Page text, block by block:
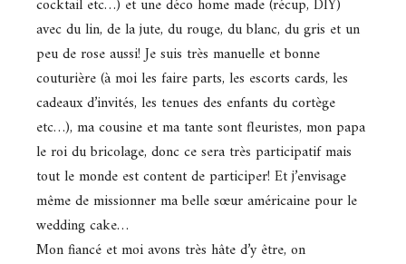
cocktail etc…) et une déco home made (récup, DIY)
avec du lin, de la jute, du rouge, du blanc, du gris et un
peu de rose aussi! Je suis très manuelle et bonne
couturière (à moi les faire parts, les escorts cards, les
cadeaux d’invités, les tenues des enfants du cortège
etc…), ma cousine et ma tante sont fleuristes, mon papa
le roi du bricolage, donc ce sera très participatif mais
tout le monde est content de participer! Et j’envisage
même de missionner ma belle sœur américaine pour le
wedding cake…
Mon fiancé et moi avons très hâte d’y être, on